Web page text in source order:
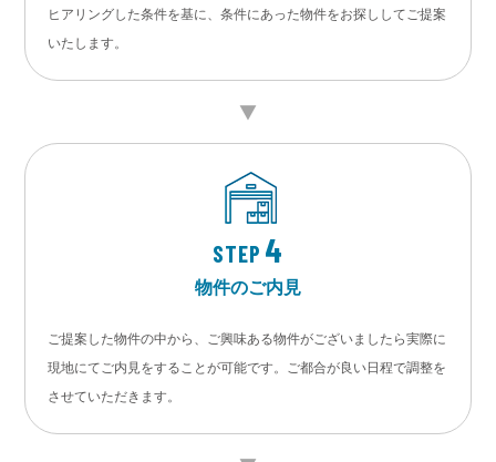
ヒアリングした条件を基に、条件にあった物件をお探ししてご提案
いたします。
STEP 4
物件のご内見
ご提案した物件の中から、ご興味ある物件がございましたら実際に
現地にてご内見をすることが可能です。ご都合が良い日程で調整を
させていただきます。